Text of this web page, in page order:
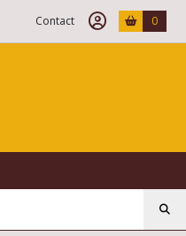
Contact 0